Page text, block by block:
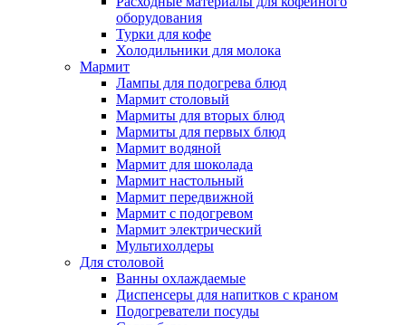
оборудования
Турки для кофе
Холодильники для молока
Мармит
Лампы для подогрева блюд
Мармит столовый
Мармиты для вторых блюд
Мармиты для первых блюд
Мармит водяной
Мармит для шоколада
Мармит настольный
Мармит передвижной
Мармит с подогревом
Мармит электрический
Мультихолдеры
Для столовой
Ванны охлаждаемые
Диспенсеры для напитков с краном
Подогреватели посуды